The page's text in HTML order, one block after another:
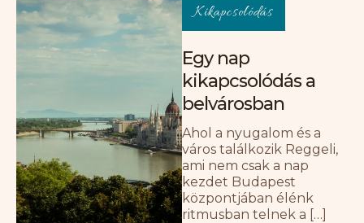
Kikapcsolódás
Egy nap
kikapcsolódás a
belvárosban
Ahol a nyugalom és a
város találkozik Reggeli,
ami nem csak a nap
kezdet Budapest
központjában élénk
ritmusban telnek a […]